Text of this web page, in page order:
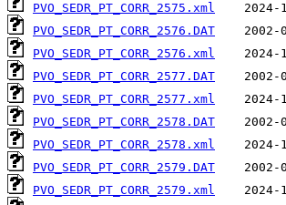
PVO_SEDR_PT_CORR_2575.xml
PVO_SEDR_PT_CORR_2576.DAT
PVO_SEDR_PT_CORR_2576.xml
PVO_SEDR_PT_CORR_2577.DAT
PVO_SEDR_PT_CORR_2577.xml
PVO_SEDR_PT_CORR_2578.DAT
PVO_SEDR_PT_CORR_2578.xml
PVO_SEDR_PT_CORR_2579.DAT
PVO_SEDR_PT_CORR_2579.xml